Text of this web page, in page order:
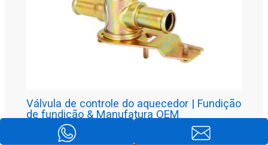
Válvula de controle do aquecedor | Fundição
de fundição & Manufatura OEM